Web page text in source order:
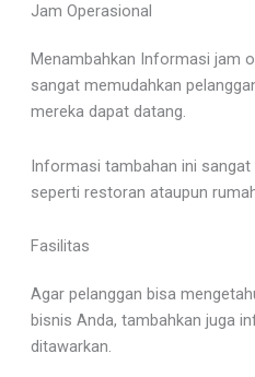
Jam Operasional
Menambahkan Informasi jam
sangat memudahkan
mereka dapat datang.
Informasi tambahan ini
seperti restoran ataupun
Fasilitas
Agar pelanggan bisa
bisnis Anda, tambahkan juga
ditawarkan.